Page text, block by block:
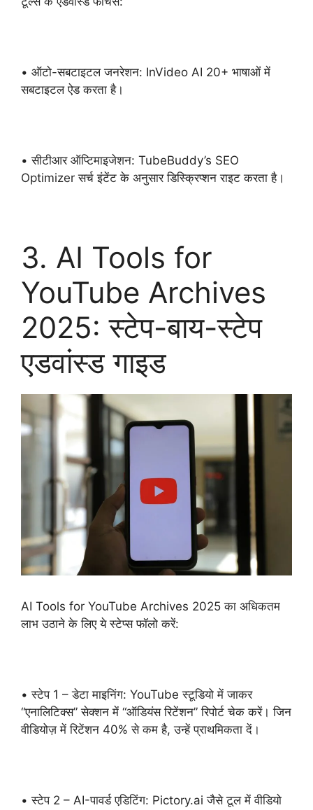
• ऑटो-सबटाइटल जनरेशन: InVideo AI 20+ भाषाओं में
सबटाइटल ऐड करता है।
• सीटीआर ऑप्टिमाइजेशन: TubeBuddy’s SEO
Optimizer सर्च इंटेंट के अनुसार डिस्क्रिप्शन राइट करता है।
3. AI Tools for
YouTube Archives
2025: स्टेप-बाय-स्टेप
एडवांस्ड गाइड
AI Tools for YouTube Archives 2025 का अधिकतम
लाभ उठाने के लिए ये स्टेप्स फॉलो करें:
• स्टेप 1 – डेटा माइनिंग: YouTube स्टूडियो में जाकर
“एनालिटिक्स” सेक्शन में “ऑडियंस रिटेंशन” रिपोर्ट चेक करें। जिन
वीडियोज़ में रिटेंशन 40% से कम है, उन्हें प्राथमिकता दें।
• स्टेप 2 – AI-पावर्ड एडिटिंग: Pictory.ai जैसे टूल में वीडियो